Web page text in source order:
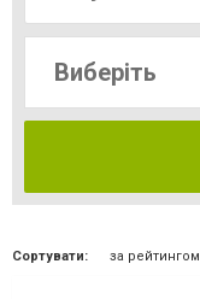
Сортувати: за рейтингом